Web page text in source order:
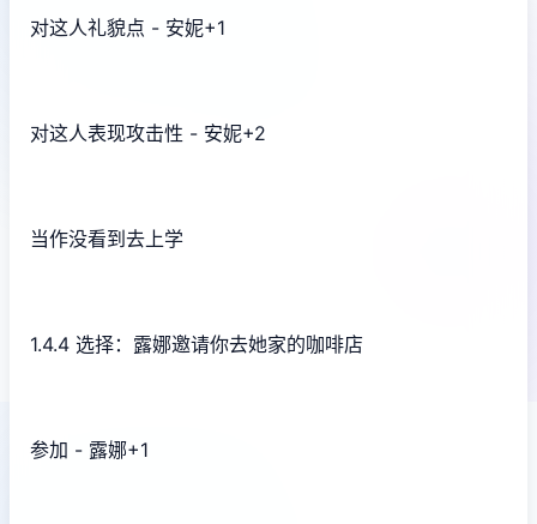
对这人礼貌点 - 安妮+1
对这人表现攻击性 - 安妮+2
当作没看到去上学
1.4.4 选择：露娜邀请你去她家的咖啡店
参加 - 露娜+1